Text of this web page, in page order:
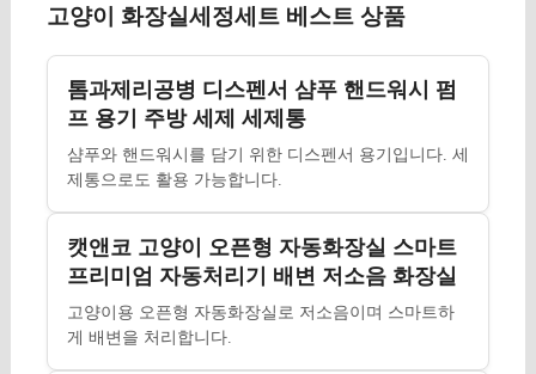
고양이 화장실세정세트 베스트 상품
톰과제리공병 디스펜서 샴푸 핸드워시 펌
프 용기 주방 세제 세제통
샴푸와 핸드워시를 담기 위한 디스펜서 용기입니다. 세
제통으로도 활용 가능합니다.
캣앤코 고양이 오픈형 자동화장실 스마트
프리미엄 자동처리기 배변 저소음 화장실
고양이용 오픈형 자동화장실로 저소음이며 스마트하
게 배변을 처리합니다.